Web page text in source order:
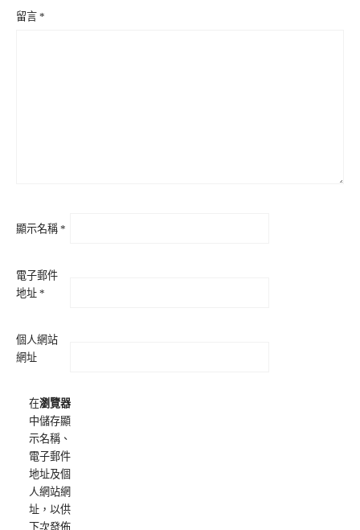
留言 *
顯示名稱 *
電子郵件
地址 *
個人網站
網址
在瀏覽器
中儲存顯
示名稱、
電子郵件
地址及個
人網站網
址，以供
下次發佈